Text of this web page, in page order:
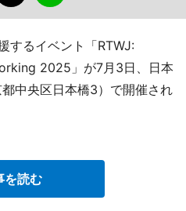
するイベント「RTWJ:
2025」が7月3日、日本
中央区日本橋3）で開催され
を読む